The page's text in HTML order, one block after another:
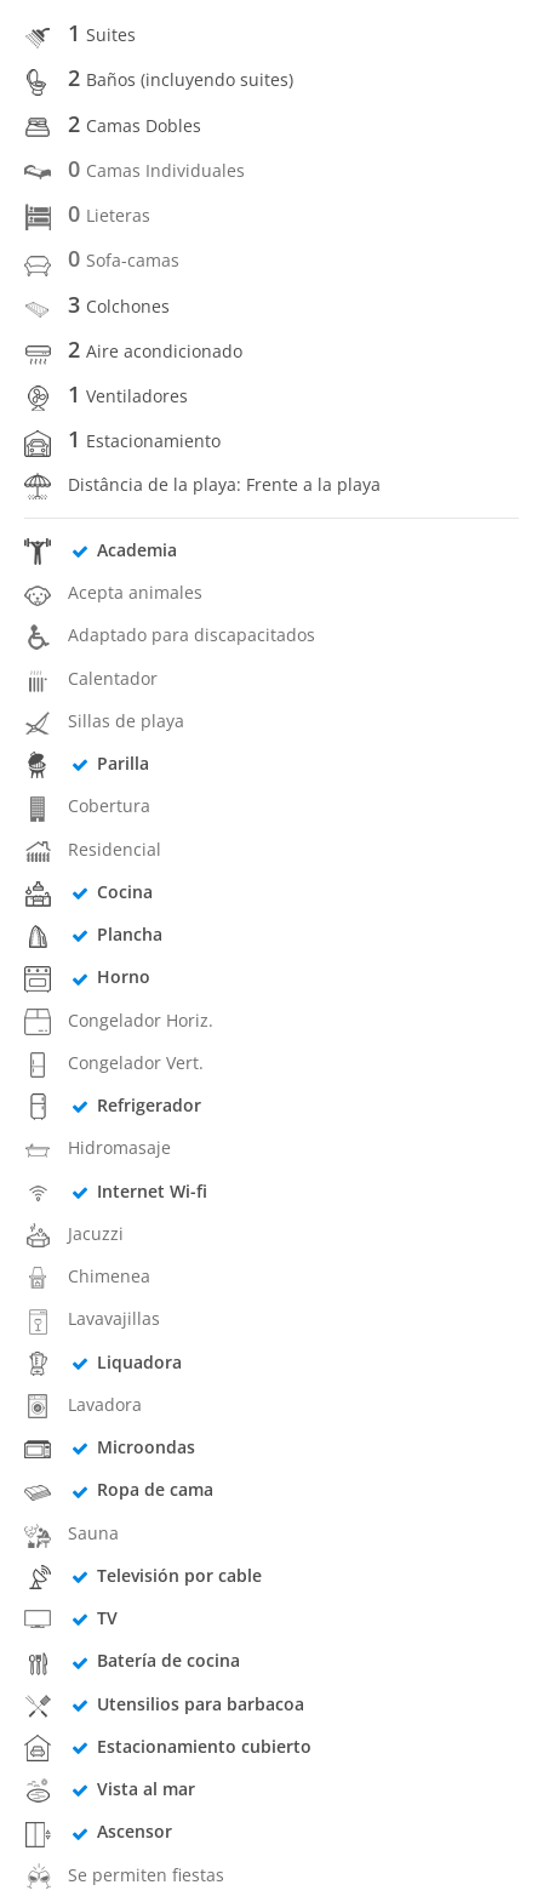
1 Suites
2 Baños (incluyendo suites)
2 Camas Dobles
0 Camas Individuales
0 Lieteras
0 Sofa-camas
3 Colchones
2 Aire acondicionado
1 Ventiladores
1 Estacionamiento
Distância de la playa: Frente a la playa
Academia
Acepta animales
Adaptado para discapacitados
Calentador
Sillas de playa
Parilla
Cobertura
Residencial
Cocina
Plancha
Horno
Congelador Horiz.
Congelador Vert.
Refrigerador
Hidromasaje
Internet Wi-fi
Jacuzzi
Chimenea
Lavavajillas
Liquadora
Lavadora
Microondas
Ropa de cama
Sauna
Televisión por cable
TV
Batería de cocina
Utensilios para barbacoa
Estacionamiento cubierto
Vista al mar
Ascensor
Se permiten fiestas